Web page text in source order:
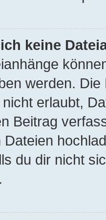
keine
werden.
erlaubt,
Beitrag
du dir nicht